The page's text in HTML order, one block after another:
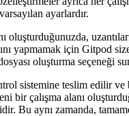
tarayıcılarda kullanım için
VS Code Server'a
yeni çalışma alanı
bir yükleme sürümünü
ayrıca her
ayarlardır.
oluşturduğunuzda,
yapmamak için Gitpod